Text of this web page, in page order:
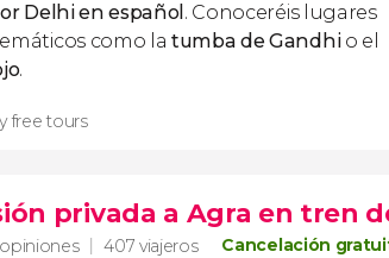
Delhi en español . Conoceréis lugares
como la tumba de Gandhi o el
.
free tours
privada a Agra en tren
407 viajeros Cancelación